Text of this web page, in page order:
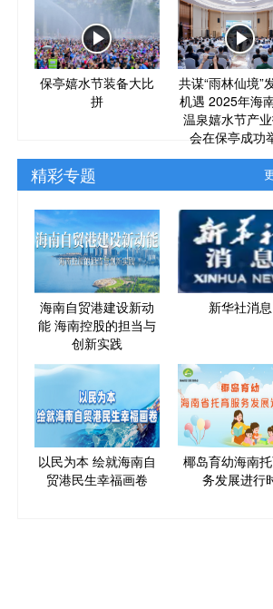
保亭嬉水节装备大比
拼
共谋“雨林仙境”
机遇 2025年海
温泉嬉水节产
会在保亭成功
精彩专题
海南自贸港建设新动
能 海南控股的担当与
创新实践
新华社消息
以民为本 绘就海南自
贸港民生幸福画卷
椰岛育幼海南
务发展进行